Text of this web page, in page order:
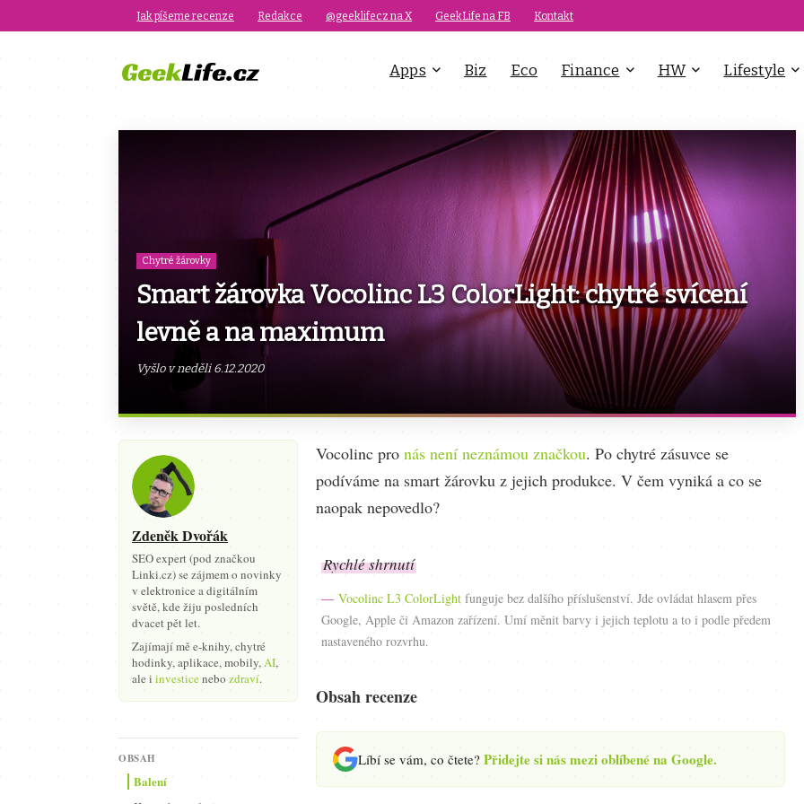
Jak píšeme recenze Redakce @geeklifecz na X GeekLife na FB Kontakt
Apps Biz Eco Finance HW Lifestyle
Chytré žárovky
Smart žárovka Vocolinc L3 ColorLight: chytré svícení
levně a na maximum
Vyšlo v neděli 6.12.2020
Zdeněk Dvořák
SEO expert (pod značkou
Linki.cz) se zájmem o novinky
v elektronice a digitálním
světě, kde žiju posledních
dvacet pět let.
Zajímají mě e-knihy, chytré
hodinky, aplikace, mobily,AI,
ale i investicenebo zdraví.
OBSAH
Balení
Vocolinc pro nás není neznámou značkou. Po chytré zásuvce se
podíváme na smart žárovku z jejich produkce. V čem vyniká a co se
naopak nepovedlo?
Rychlé shrnutí
Vocolinc L3 ColorLight funguje bez dalšího příslušenství. Jde ovládat hlasem přes
Google, Apple či Amazon zařízení. Umí měnit barvy i jejich teplotu a to i podle předem
nastaveného rozvrhu.
Obsah recenze
Líbí se vám, co čtete? Přidejte si nás mezi oblíbené na Google.